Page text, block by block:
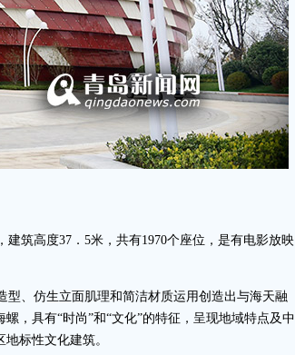
筑高度37．5米，共有1970个座位，是有电影放映
、仿生立面肌理和简洁材质运用创造出与海天融
，具有“时尚”和“文化”的特征，呈现地域特点及中
标性文化建筑。